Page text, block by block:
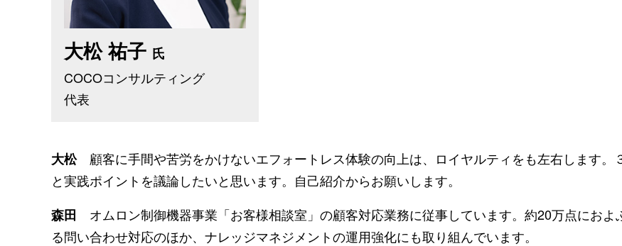
大松 祐子 氏
COCOコンサルティング
代表
大松顧客に手間や苦労をかけないエフォートレス体験の向上は、ロイヤルティをも左右します。
と実践ポイントを議論したいと思います。自己紹介からお願いします。
森田 オムロン制御機器事業「お客様相談室」の顧客対応業務に従事しています。約20万点におよ
る問い合わせ対応のほか、ナレッジマネジメントの運用強化にも取り組んでいます。